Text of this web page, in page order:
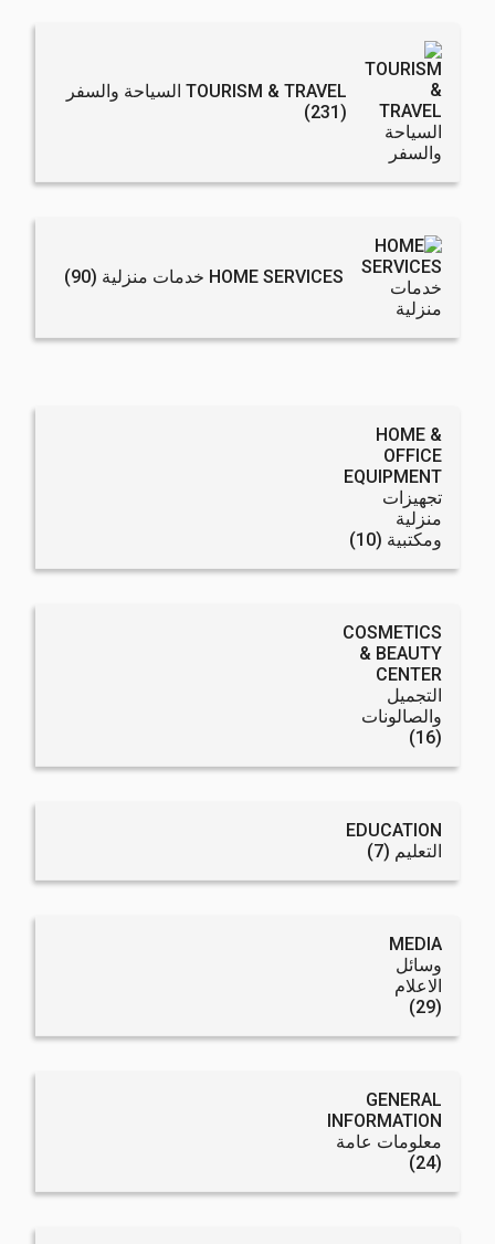
TOURISM & TRAVEL السياحة والسفر
(231)
HOME SERVICES خدمات منزلية (90)
HOME &
OFFICE
EQUIPMENT
تجهيزات
منزلية
ومكتبية (10)
COSMETICS
& BEAUTY
CENTER
التجميل
والصالونات
(16)
EDUCATION
التعليم (7)
MEDIA
وسائل
الاعلام
(29)
GENERAL
INFORMATION
معلومات عامة
(24)